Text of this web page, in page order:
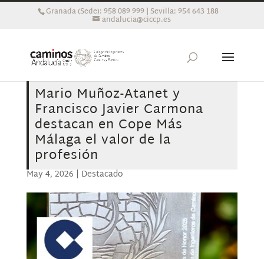
Granada (Sede): 958 089 999 | Sevilla: 954 643 188
andalucia@ciccp.es
Mario Muñoz-Atanet y
Francisco Javier Carmona
destacan en Cope Más
Málaga el valor de la
profesión
May 4, 2026 | Destacado